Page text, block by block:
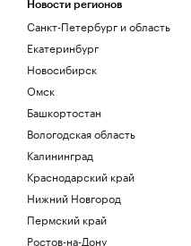
Новости регионов
Санкт-Петербург и область
Екатеринбург
Новосибирск
Омск
Башкортостан
Вологодская область
Калининград
Краснодарский край
Нижний Новгород
Пермский край
Ростов-на-Дону